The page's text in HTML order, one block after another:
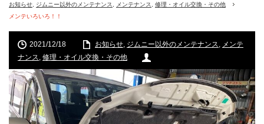
お知らせ
ジムニー以外のメンテナンス メンテナンス
修理・オイル交換・その他
メンテいろいろ！！
2021/12/18 お知らせ ジムニー以外のメンテナンス
メンテ
ナンス 修理・オイル交換・その他